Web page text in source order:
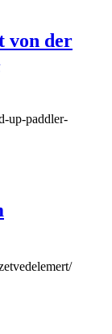
von der
up-paddler-